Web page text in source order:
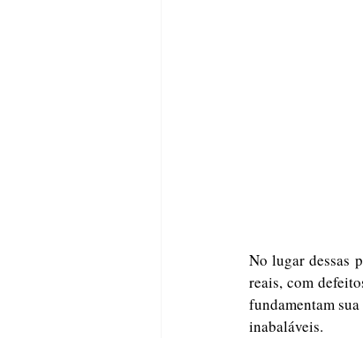
No lugar dessas
reais, com
fundamentam
inabaláveis.